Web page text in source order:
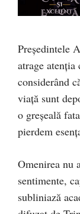
Preşedintele
atrage atenția
considerând
viață sunt
o greșeală
pierdem
Omenirea nu
sentimente,
subliniază